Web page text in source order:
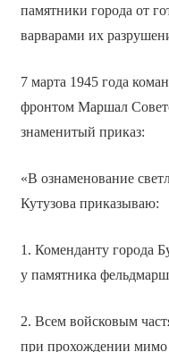
памятники города от
варварами их
7 марта 1945 года
фронтом Маршал
знаменитый приказ:
«В ознаменование
Кутузова приказываю:
1. Коменданту города
у памятника
2. Всем войсковым
при прохождении